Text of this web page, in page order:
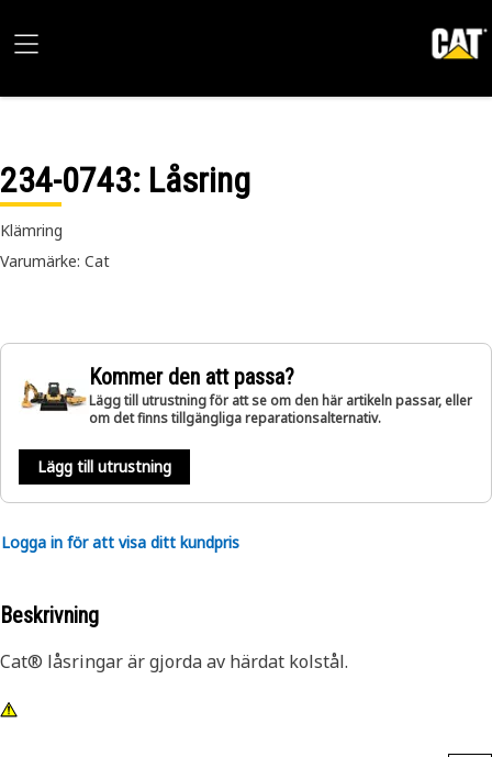
234-0743: Låsring
Klämring
Varumärke: Cat
Kommer den att passa?
Lägg till utrustning för att se om den här artikeln passar, eller
om det finns tillgängliga reparationsalternativ.
Lägg till utrustning
Logga in för att visa ditt kundpris
Beskrivning
Cat® låsringar är gjorda av härdat kolstål.